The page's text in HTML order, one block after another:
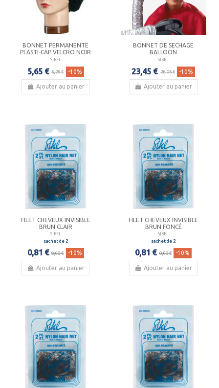
BONNET PERMANENTE
PLASTI-CAP VELCRO NOIR
SIBEL
5,65 € 6,28 € -10%
Ajouter au panier
BONNET DE SECHAGE
BALLOON
SIBEL
23,45 € 26,06 € -10%
Ajouter au panier
FILET CHEVEUX INVISIBLE
BRUN CLAIR
SIBEL
sachet de 2
0,81 € 0,90 € -10%
Ajouter au panier
FILET CHEVEUX INVISIBLE
BRUN FONCÉ
SIBEL
sachet de 2
0,81 € 0,90 € -10%
Ajouter au panier